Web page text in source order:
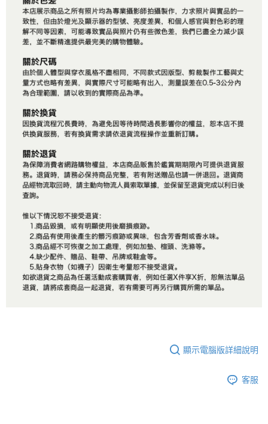
顯示電腦版詳細說明
客服